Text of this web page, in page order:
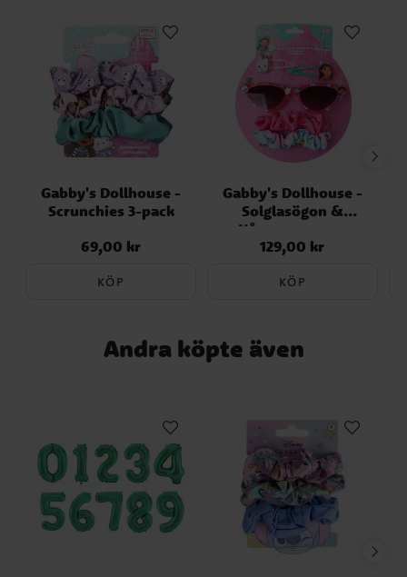
Gabby's Dollhouse -
Scrunchies 3-pack
Pris:69,00 kr
69,00 kr
KÖP
Gabby's Dollhouse -
Solglasögon &
Håraccessoarer
Pris:129,00 kr
129,00 kr
KÖP
Andra köpte även